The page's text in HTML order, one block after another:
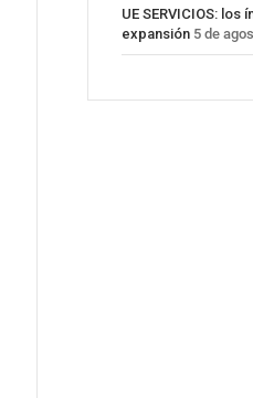
UE SERVICIOS:
expansión 5 de